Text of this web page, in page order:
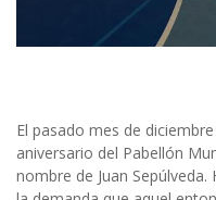
El pasado mes de
aniversario del Pabellón
nombre de Juan